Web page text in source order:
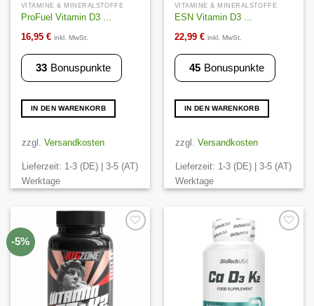
VITAMINE & MINERALSTOFFE
ProFuel Vitamin D3 ...
16,95 € inkl. MwSt.
33 Bonuspunkte
IN DEN WARENKORB
zzgl. Versandkosten
Lieferzeit: 1-3 (DE) | 3-5 (AT)
Werktage
VITAMINE & MINERALSTOFFE
ESN Vitamin D3 ...
22,99 € inkl. MwSt.
45 Bonuspunkte
IN DEN WARENKORB
zzgl. Versandkosten
Lieferzeit: 1-3 (DE) | 3-5 (AT)
Werktage
-5%
Auf die
Wunschliste
Wunschliste